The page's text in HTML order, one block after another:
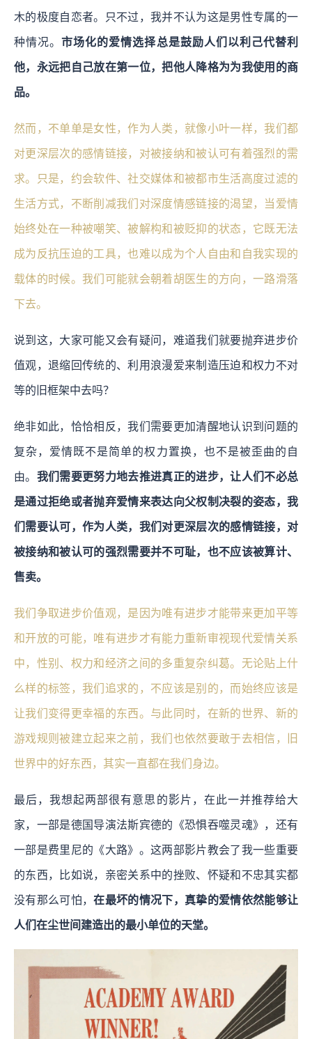
木的极度自恋者。只不过，我并不认为这是男性专属的一
种情况。市场化的爱情选择总是鼓励人们以利己代替利
他，永远把自己放在第一位，把他人降格为为我使用的商
品。
然而，不单单是女性，作为人类，就像小叶一样，我们都
对更深层次的感情链接，对被接纳和被认可有着强烈的需
求。只是，约会软件、社交媒体和被都市生活高度过滤的
生活方式，不断削减我们对深度情感链接的渴望，当爱情
始终处在一种被嘲笑、被解构和被贬抑的状态，它既无法
成为反抗压迫的工具，也难以成为个人自由和自我实现的
载体的时候。我们可能就会朝着胡医生的方向，一路滑落
下去。
说到这，大家可能又会有疑问，难道我们就要抛弃进步价
值观，退缩回传统的、利用浪漫爱来制造压迫和权力不对
等的旧框架中去吗？
绝非如此，恰恰相反，我们需要更加清醒地认识到问题的
复杂，爱情既不是简单的权力置换，也不是被歪曲的自
由。 我们需要更努力地去推进真正的进步，让人们不必总
是通过拒绝或者抛弃爱情来表达向父权制决裂的姿态，我
们需要认可，作为人类，我们对更深层次的感情链接，对
被接纳和被认可的强烈需要并不可耻，也不应该被算计、
售卖。
我们争取进步价值观，是因为唯有进步才能带来更加平等
和开放的可能，唯有进步才有能力重新审视现代爱情关系
中，性别、权力和经济之间的多重复杂纠葛。无论贴上什
么样的标签，我们追求的，不应该是别的，而始终应该是
让我们变得更幸福的东西。与此同时，在新的世界、新的
游戏规则被建⽴起来之前，我们也依然要敢于去相信，旧
世界中的好东西，其实一直都在我们身边。
最后，我想起两部很有意思的影片，在此一并推荐给大
家，一部是德国导演法斯宾德的《恐惧吞噬灵魂》，还有
一部是费里尼的《大路》。这两部影片教会了我一些重要
的东西，比如说，亲密关系中的挫败、怀疑和不忠其实都
没有那么可怕，在最坏的情况下，真挚的爱情依然能够让
人们在尘世间建造出的最小单位的天堂。